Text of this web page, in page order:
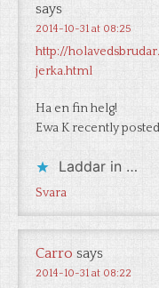
says
2014-10-31 at 08:25
http://
jerka.html
Ha en fin helg!
Ewa K recently
Laddar in …
Svara
Carro says
2014-10-31 at 08:22